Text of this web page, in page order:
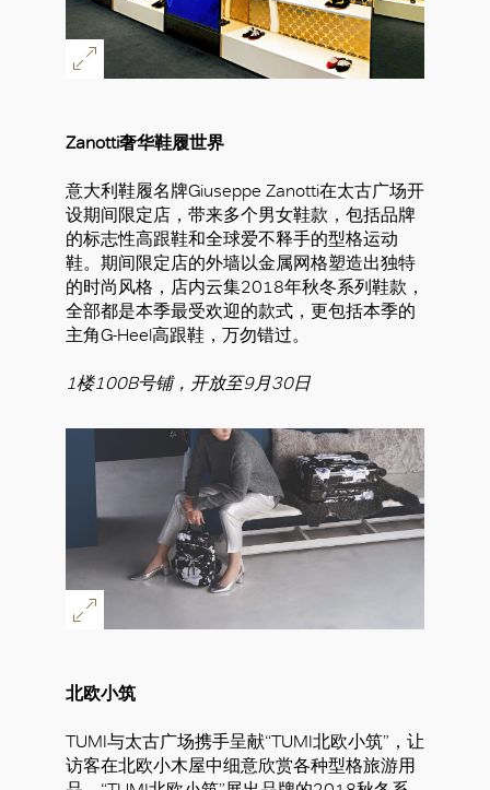
Zanotti奢华鞋履世界
意大利鞋履名牌Giuseppe Zanotti在太古广场开
设期间限定店，带来多个男女鞋款，包括品牌
的标志性高跟鞋和全球爱不释手的型格运动
鞋。期间限定店的外墙以金属网格塑造出独特
的时尚风格，店内云集2018年秋冬系列鞋款，
全部都是本季最受欢迎的款式，更包括本季的
主角G-Heel高跟鞋，万勿错过。
1楼100B号铺，开放至9月30日
北欧小筑
TUMI与太古广场携手呈献“TUMI北欧小筑”，让
访客在北欧小木屋中细意欣赏各种型格旅游用